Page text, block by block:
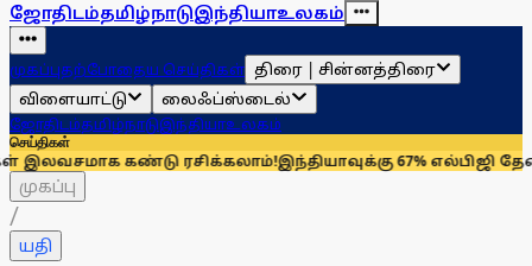
ஜோதிடம்தமிழ்நாடுஇந்தியாஉலகம்
முகப்புதற்போதைய செய்திகள் திரை | சின்னத்திரை
விளையாட்டு
லைஃப்ஸ்டைல்
ஜோதிடம்தமிழ்நாடுஇந்தியாஉலகம்
செய்திகள்
ரசிக்கலாம்!இந்தியாவுக்கு 67% எல்பிஜி தேவையைப்
முகப்பு
/
யதி